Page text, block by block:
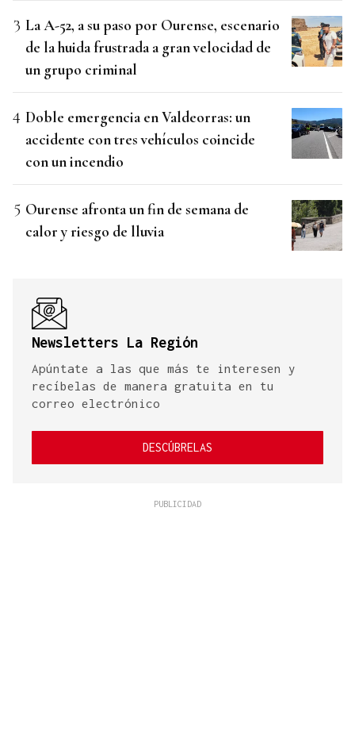
La A-52, a su paso por Ourense, escenario
de la huida frustrada a gran velocidad de
un grupo criminal
Doble emergencia en Valdeorras: un
accidente con tres vehículos coincide
con un incendio
Ourense afronta un fin de semana de
calor y riesgo de lluvia
Newsletters La Región
Apúntate a las que más te interesen y
recíbelas de manera gratuita en tu
correo electrónico
DESCÚBRELAS